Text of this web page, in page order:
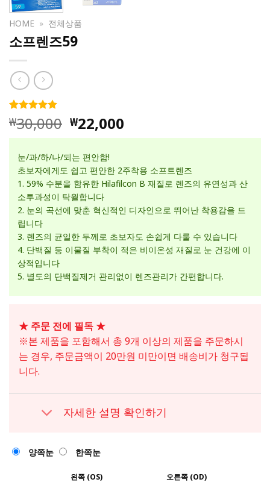
HOME » 전체상품
소프렌즈59
4.99개의
고객 평가
를 기준으
점에
81
점으
로 평가됨
₩30,000 ₩22,000
눈/과/하/나/되는 편안함!
초보자에게도 쉽고 편안한 2주착용 소프트렌즈
1. 59% 수분을 함유한 Hilafilcon B 재질로 렌즈의 유연성과 산
소투과성이 탁월합니다
2. 눈의 곡선에 맞춘 혁신적인 디자인으로 뛰어난 착용감을 드
립니다
3. 렌즈의 균일한 두께로 초보자도 손쉽게 다룰 수 있습니다
4. 단백질 등 이물질 부착이 적은 비이온성 재질로 눈 건강에 이
상적입니다
5. 별도의 단백질제거 관리없이 렌즈관리가 간편합니다.
★ 주문 전에 필독 ★
※본 제품을 포함해서 총 9개 이상의 제품을 주문하시
는 경우, 주문금액이 20만원 미만이면 배송비가 청구됩
니다.
자세한 설명 확인하기
양쪽눈 한쪽눈
왼쪽 (OS) 오른쪽 (OD)